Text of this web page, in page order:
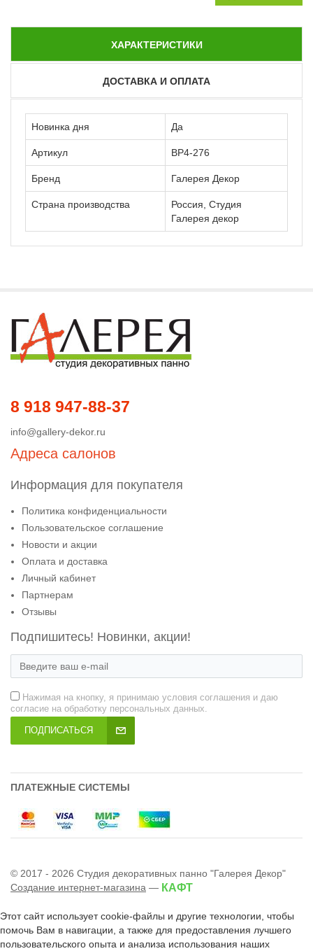
ХАРАКТЕРИСТИКИ
ДОСТАВКА И ОПЛАТА
Новинка дня Да
Артикул ВР4-276
Бренд Галерея Декор
Страна производства
Россия, Студия
Галерея декор
8 918 947-88-37
info@gallery-dekor.ru
Адреса салонов
Информация для покупателя
Политика конфиденциальности
Пользовательское соглашение
Новости и акции
Оплата и доставка
Личный кабинет
Партнерам
Отзывы
Подпишитесь! Новинки, акции!
Нажимая на кнопку, я принимаю условия соглашения и даю
согласие на обработку персональных данных.
ПОДПИСАТЬСЯ
ПЛАТЕЖНЫЕ СИСТЕМЫ
© 2017 - 2026 Студия декоративных панно "Галерея Декор"
Создание интернет-магазина — КАФТ
Этот сайт использует cookie-файлы и другие технологии, чтобы
помочь Вам в навигации, а также для предоставления лучшего
пользовательского опыта и анализа использования наших